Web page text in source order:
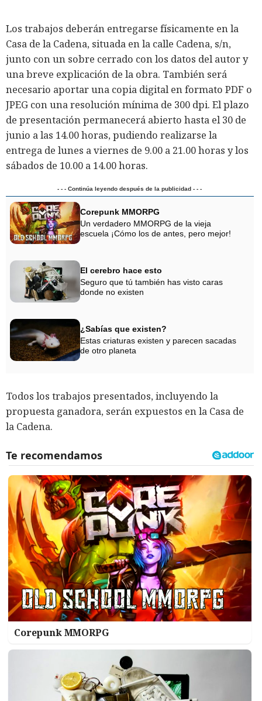
Los trabajos deberán entregarse físicamente en la
Casa de la Cadena, situada en la calle Cadena, s/n,
junto con un sobre cerrado con los datos del autor y
una breve explicación de la obra. También será
necesario aportar una copia digital en formato PDF o
JPEG con una resolución mínima de 300 dpi. El plazo
de presentación permanecerá abierto hasta el 30 de
junio a las 14.00 horas, pudiendo realizarse la
entrega de lunes a viernes de 9.00 a 21.00 horas y los
sábados de 10.00 a 14.00 horas.
- - - Continúa leyendo después de la publicidad - - -
Corepunk MMORPG
Un verdadero MMORPG de la vieja
escuela ¡Cómo los de antes, pero mejor!
El cerebro hace esto
Seguro que tú también has visto caras
donde no existen
¿Sabías que existen?
Estas criaturas existen y parecen sacadas
de otro planeta
Todos los trabajos presentados, incluyendo la
propuesta ganadora, serán expuestos en la Casa de
la Cadena.
Corepunk MMORPG